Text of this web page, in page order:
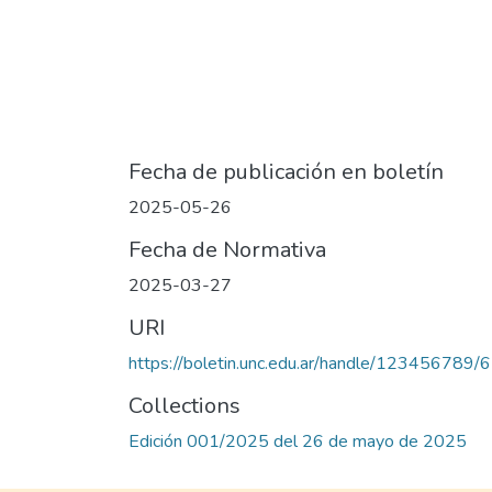
Fecha de publicación en boletín
2025-05-26
Fecha de Normativa
2025-03-27
URI
https://boletin.unc.edu.ar/handle/123456789/
Collections
Edición 001/2025 del 26 de mayo de 2025